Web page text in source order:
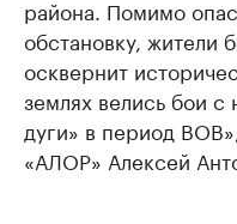
района. Помимо
обстановку, жители
осквернит
землях велись бои
дуги» в период
«АЛОР» Алексей